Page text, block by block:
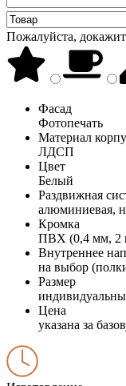
Пожалуйста,
Фасад
Фотопечать
Материал
ЛДСП
Цвет
Белый
Раздвижная
алюминиевая,
Кромка
ПВХ (0,4 мм, 2
Внутреннее
на выбор
Размер
Цена
указана за